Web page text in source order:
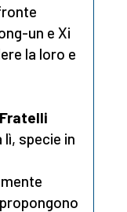
un e Xi
la loro e
lì, specie in